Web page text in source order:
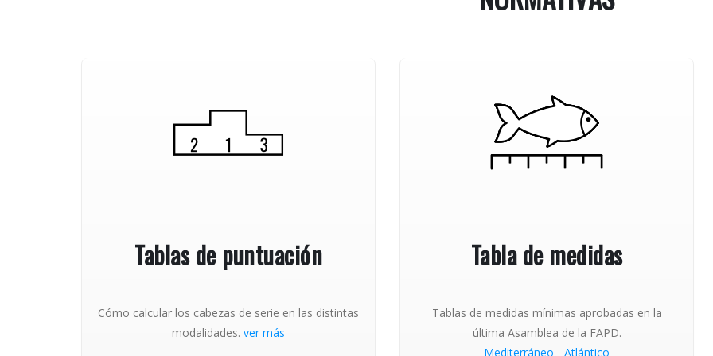
Tablas de puntuación
Cómo calcular los cabezas de serie en las distintas
modalidades. ver más
Tabla de medidas
Tablas de medidas mínimas aprobadas en la
última Asamblea de la FAPD.
Mediterráneo - Atlántico